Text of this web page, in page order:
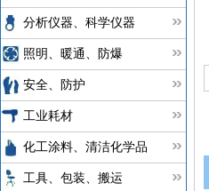
分析仪器、科学仪器
照明、暖通、防爆
安全、防护
工业耗材
化工涂料、清洁化学品
工具、包装、搬运